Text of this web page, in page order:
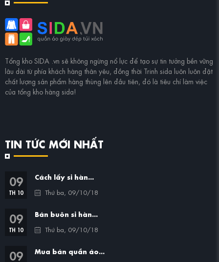
Tổng kho SIDA .vn sẽ không ngừng nổ lực để tạo sự tin tưởng bền vững
lâu dài từ phía khách hàng thân yêu, đồng thời Trinh sida luôn luôn đặt
chất lượng sản phẩm hàng thùng lên đầu tiên, đó là tiêu chí làm việc
của tổng kho hàng sida!
TIN TỨC MỚI NHẤT
09
TH 10
Cách lấy sỉ hàn...
Thứ ba, 09/10/18
09
TH 10
Bán buôn sỉ hàn...
Thứ ba, 09/10/18
09 Mua bán quần áo...